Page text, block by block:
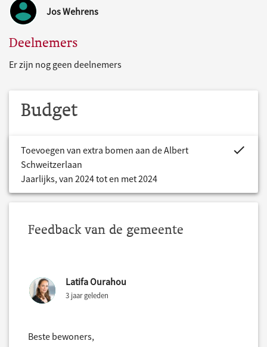
Jos Wehrens
Deelnemers
Er zijn nog geen deelnemers
Budget
Toevoegen van extra bomen aan de Albert
Schweitzerlaan
Jaarlijks, van 2024 tot en met 2024
Feedback van de gemeente
Latifa Ourahou
3 jaar geleden
Beste bewoners,